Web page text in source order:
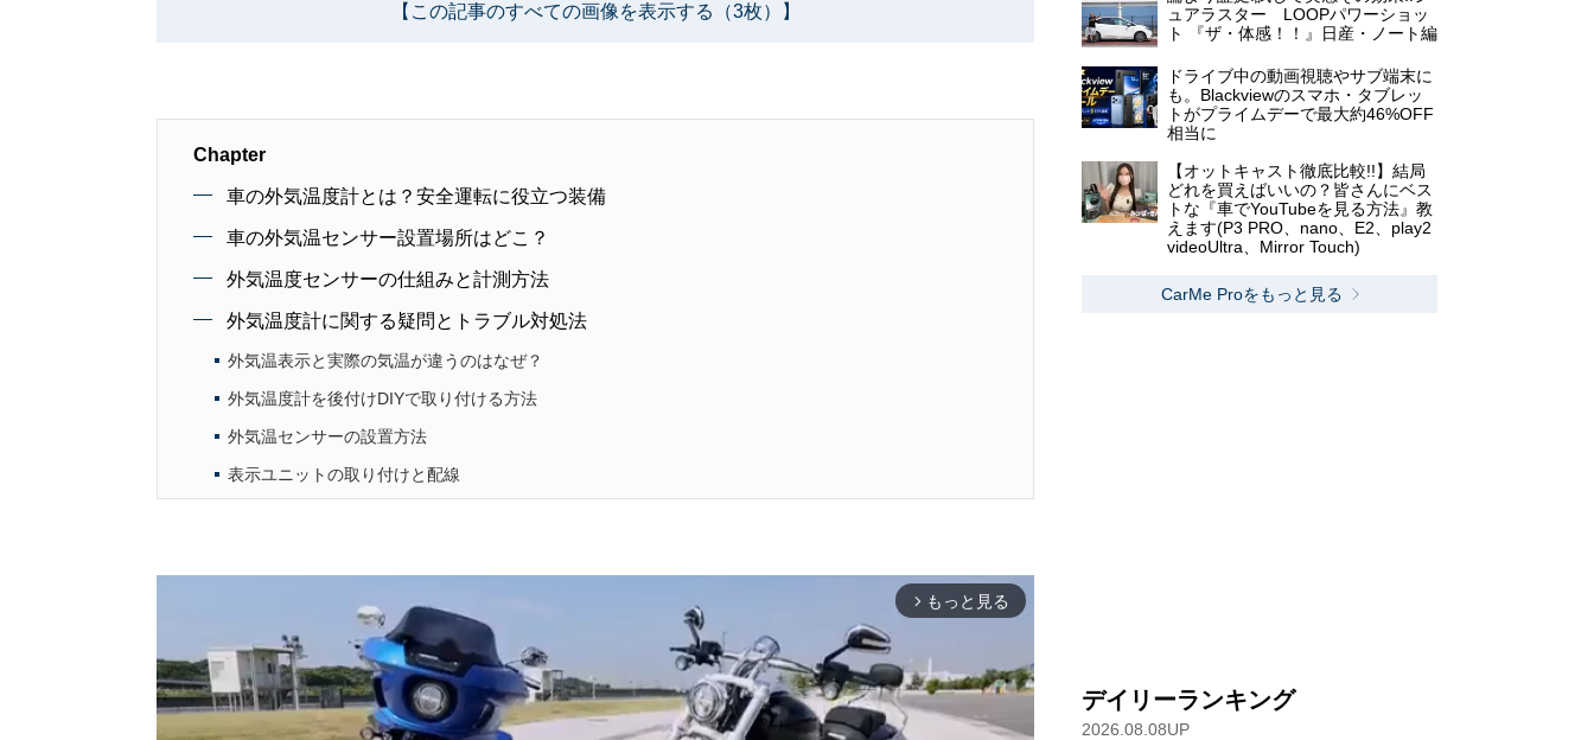
【この記事のすべての画像を表示する（3枚）】
Chapter
車の外気温度計とは？安全運転に役立つ装備
車の外気温センサー設置場所はどこ？
外気温度センサーの仕組みと計測方法
外気温度計に関する疑問とトラブル対処法
外気温表示と実際の気温が違うのはなぜ？
外気温度計を後付けDIYで取り付ける方法
外気温センサーの設置方法
表示ユニットの取り付けと配線
arrow_forward_ios もっと見る
ュアラスター LOOPパワーショッ
ト 『ザ・体感！！』日産・ノート編
ドライブ中の動画視聴やサブ端末に
も。Blackviewのスマホ・タブレッ
トがプライムデーで最大約46%OFF
相当に
【オットキャスト徹底比較!!】結局
どれを買えばいいの？皆さんにベス
トな『車でYouTubeを見る方法』教
えます(P3 PRO、nano、E2、play2
videoUltra、Mirror Touch)
CarMe Proをもっと見る
デイリーランキング
2026.08.08UP